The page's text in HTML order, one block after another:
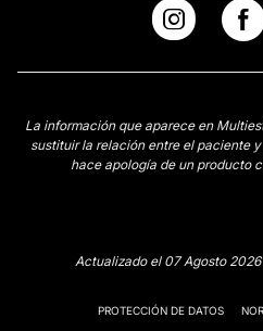
La información que aparece en
sustituir la relación entre el paciente
hace apología de un producto
Actualizado el 07 Agosto 2026
PROTECCIÓN DE DATOS